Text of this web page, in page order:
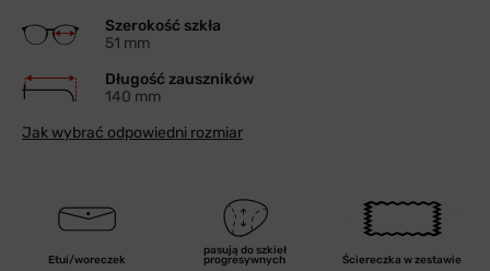
Szerokość szkła
51 mm
Długość zauszników
140 mm
Jak wybrać odpowiedni rozmiar
Etui/woreczek
pasują do szkieł
progresywnych Ściereczka w zestawie